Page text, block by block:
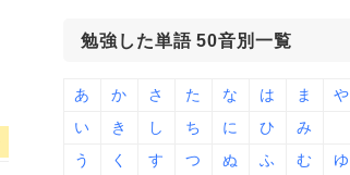
勉強した単語 50音別一覧
あ か さ た な は ま や
い
き し ち に ひ み
う
く す つ ぬ ふ む ゆ